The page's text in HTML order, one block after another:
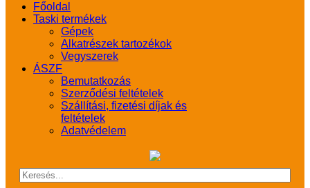
Főoldal
Taski termékek
Gépek
Alkatrészek tartozékok
Vegyszerek
ÁSZF
Bemutatkozás
Szerződési feltételek
Szállítási, fizetési díjak és
feltételek
Adatvédelem